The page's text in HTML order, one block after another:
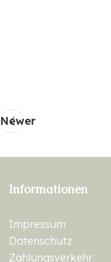
Newer
Informationen
Impressum
Datenschutz
Zahlungsverkehr